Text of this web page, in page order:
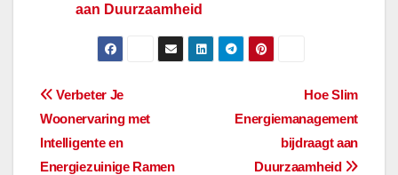
aan Duurzaamheid
Berichtnavigatie
Hoe Slim
Energiemanagement
bijdraagt aan
Duurzaamheid
Verbeter Je
Woonervaring met
Intelligente en
Energiezuinige Ramen